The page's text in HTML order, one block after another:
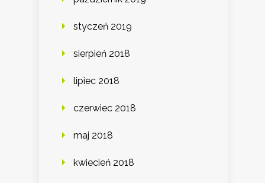
styczeń 2019
sierpień 2018
lipiec 2018
czerwiec 2018
maj 2018
kwiecień 2018